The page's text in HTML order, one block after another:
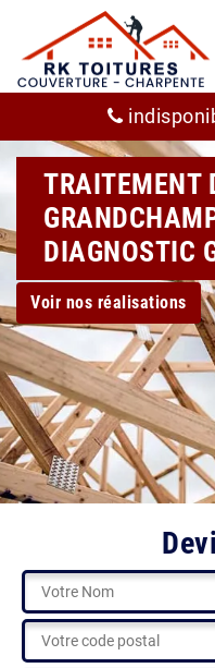
TRAITEMENT
DIAGNOSTIC
Voir nos réalisations